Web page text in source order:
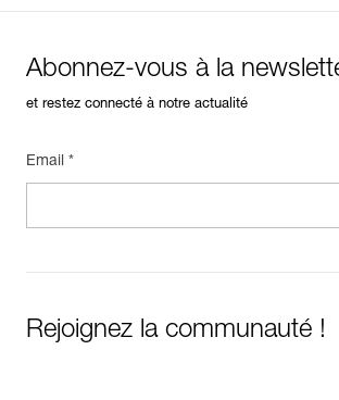
Abonnez-vous à la
et restez connecté à notre actualité
Email *
Rejoignez la communauté !